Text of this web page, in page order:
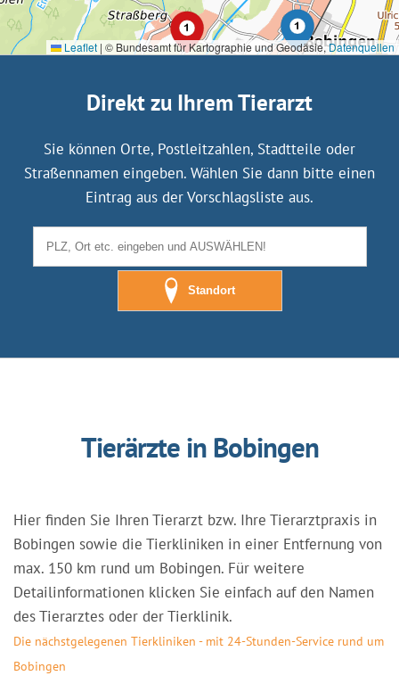
Leaflet | © Bundesamt für Kartographie und Geodäsie,Datenquellen
Direkt zu Ihrem Tierarzt
Sie können Orte, Postleitzahlen, Stadtteile oder
Straßennamen eingeben. Wählen Sie dann bitte einen
Eintrag aus der Vorschlagsliste aus.
Standort
Tierärzte in Bobingen
Hier finden Sie Ihren Tierarzt bzw. Ihre Tierarztpraxis in
Bobingen sowie die Tierkliniken in einer Entfernung von
max. 150 km rund um Bobingen. Für weitere
Detailinformationen klicken Sie einfach auf den Namen
des Tierarztes oder der Tierklinik.
Die nächstgelegenen Tierkliniken - mit 24-Stunden-Service rund um
Bobingen